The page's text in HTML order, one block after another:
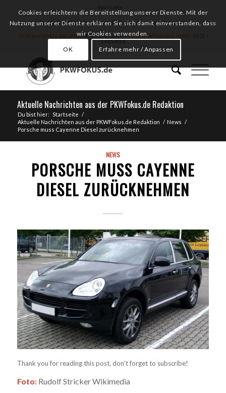
Hier klicken für ein unverbindliches Autoankauf Angebot
Jetzt kostenlos anrufen:0151 / 19452014oder per Whatsapp unter:
19452014
Aktuelle Nachrichten aus der PKWFokus.de Redaktion
Du bist hier: Startseite /
Aktuelle Nachrichten aus der PKWFokus.de Redaktion / News /
Porsche muss Cayenne Diesel zurücknehmen
NEWS
PORSCHE MUSS CAYENNE
DIESEL ZURÜCKNEHMEN
Thank you for reading this post, don't forget to subscribe!
Foto:Rudolf Stricker Wikimedia
Cookies erleichtern die Bereitstellung unserer Dienste. Mit der
Nutzung unserer Dienste erklären Sie sich damit einverstanden, dass
wir Cookies verwenden.
OK Erfahre mehr / Anpassen